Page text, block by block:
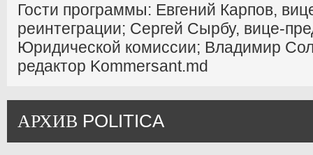
Гости программы: Евгений Карпов,
реинтеграции; Сергей Сырбу, вице-
Юридической комиссии; Владимир
редактор Kommersant.md
АРХИВ POLITICA